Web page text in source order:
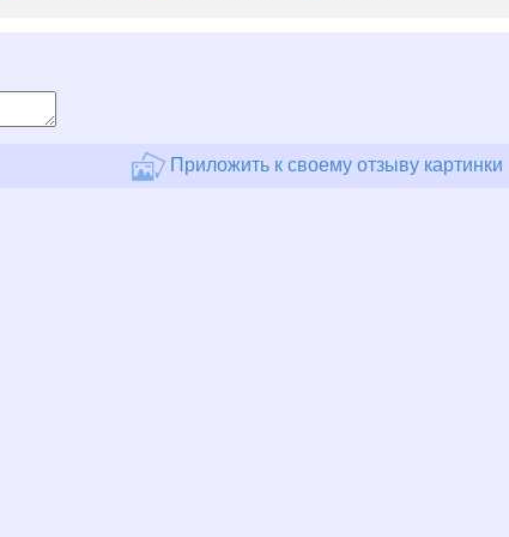
Приложить к своему отзыву картинки